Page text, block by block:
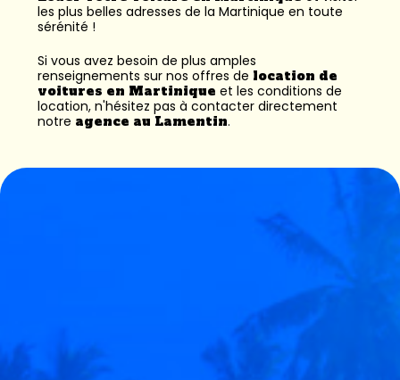
les plus belles adresses de la Martinique en toute
sérénité !
Si vous avez besoin de plus amples
renseignements sur nos offres de location de
voitures en Martinique et les conditions de
location, n'hésitez pas à contacter directement
notre agence au Lamentin.